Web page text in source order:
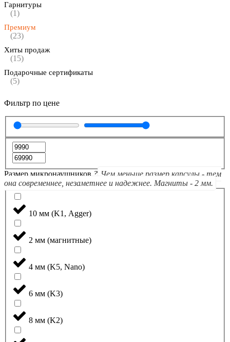
Гарнитуры
(1)
Премиум
(23)
Хиты продаж
(15)
Подарочные сертификаты
(5)
Фильтр по цене
Размер микронаушников ? Чем меньше размер капсулы - тем
она современнее, незаметнее и надежнее. Магниты - 2 мм.
10 мм (K1, Agger)
2 мм (магнитные)
4 мм (K5, Nano)
6 мм (K3)
8 мм (K2)